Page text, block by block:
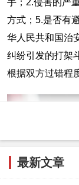
手；2.侵害的严
方式；5.是否有
华人民共和国治
纠纷引发的打架
根据双方过错程
最新文章